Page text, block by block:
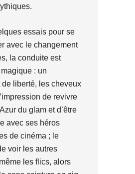
essais pour se
avec le changement
la conduite est
: un
de liberté, les cheveux
de revivre
du glam et d’être
avec ses héros
de cinéma ; le
voir les autres
les flics, alors